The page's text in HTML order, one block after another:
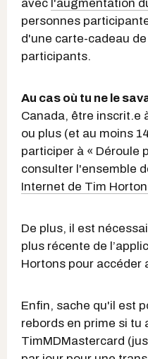
avec l'augmentation
personnes
d'une carte-cadeau
participants.
Au cas où tu ne le
Canada, être inscrit.e
ou plus (et au moins
participer à « Déroule
consulter l'ensemble
Internet de Tim
De plus, il est
plus récente de
Hortons pour accéder
Enfin, sache qu'il est
rebords en prime si tu
TimMDMastercard